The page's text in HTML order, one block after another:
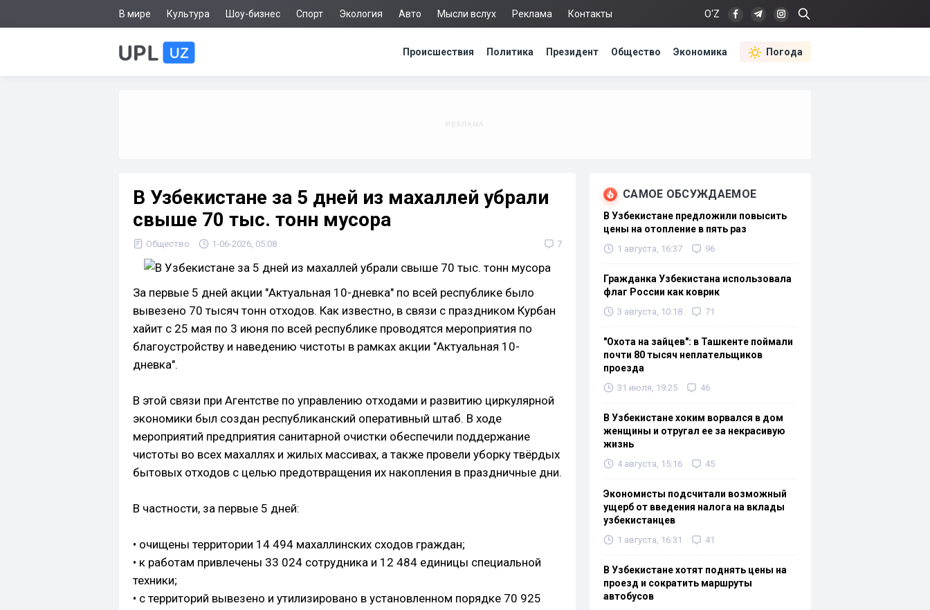
В мире Культура Шоу-бизнес Спорт Экология Авто Мысли вслух Реклама Контакты O‘Z
Происшествия Политика Президент Общество Экономика Погода
В Узбекистане за 5 дней из махаллей убрали
свыше 70 тыс. тонн мусора
Общество 1-06-2026, 05:08 7
За первые 5 дней акции "Актуальная 10-дневка" по всей республике было
вывезено 70 тысяч тонн отходов. Как известно, в связи с праздником Курбан
хайит с 25 мая по 3 июня по всей республике проводятся мероприятия по
благоустройству и наведению чистоты в рамках акции "Актуальная 10-
дневка".
В этой связи при Агентстве по управлению отходами и развитию циркулярной
экономики был создан республиканский оперативный штаб. В ходе
мероприятий предприятия санитарной очистки обеспечили поддержание
чистоты во всех махаллях и жилых массивах, а также провели уборку твёрдых
бытовых отходов с целью предотвращения их накопления в праздничные дни.
В частности, за первые 5 дней:
• очищены территории 14 494 махаллинских сходов граждан;
• к работам привлечены 33 024 сотрудника и 12 484 единицы специальной
техники;
• с территорий вывезено и утилизировано в установленном порядке 70 925
САМОЕ ОБСУЖДАЕМОЕ
В Узбекистане предложили повысить
цены на отопление в пять раз
1 августа, 16:37 96
Гражданка Узбекистана использовала
флаг России как коврик
3 августа, 10:18 71
"Охота на зайцев": в Ташкенте поймали
почти 80 тысяч неплательщиков
проезда
31 июля, 19:25 46
В Узбекистане хоким ворвался в дом
женщины и отругал ее за некрасивую
жизнь
4 августа, 15:16 45
Экономисты подсчитали возможный
ущерб от введения налога на вклады
узбекистанцев
1 августа, 16:31 41
В Узбекистане хотят поднять цены на
проезд и сократить маршруты
автобусов